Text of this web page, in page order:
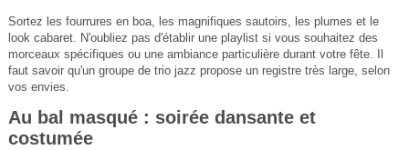
Sortez les fourrures en boa, les magnifiques sautoirs, les plumes et le
look cabaret. N'oubliez pas d'établir une playlist si vous souhaitez des
morceaux spécifiques ou une ambiance particulière durant votre fête. Il
faut savoir qu'un groupe de trio jazz propose un registre très large, selon
vos envies.
Au bal masqué : soirée dansante et
costumée